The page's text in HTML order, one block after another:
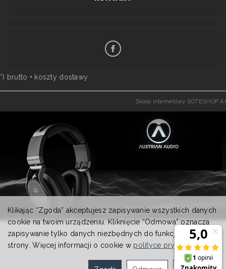
*) brutto + koszty dostawy
Sklep internetowy SOTESHOP AI
Klikając “Zgoda” akceptujesz zapisywanie wszystkich danych
cookie na twoim urządzeniu. Kliknięcie “Odmowa” oznacza
zapisywanie tylko danych niezbędnych do funkcjonowania
strony. Więcej informacji o cookie w polityce prywatności.